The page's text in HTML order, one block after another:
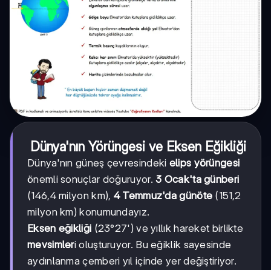
Dünya'nın Yörüngesi ve Eksen Eğikliği
Dünya'nın güneş çevresindeki elips yörüngesi
önemli sonuçlar doğuruyor.3 Ocak'ta günberi
(146,4 milyon km), 4 Temmuz'da günöte (151,2
milyon km) konumundayız.
Eksen eğikliği (23°27') ve yıllık hareket birlikte
mevsimleri oluşturuyor. Bu eğiklik sayesinde
aydınlanma çemberi yıl içinde yer değiştiriyor.